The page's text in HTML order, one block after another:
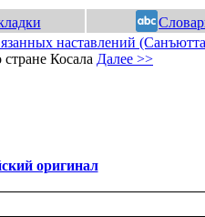
наставлений
Косала Далее >>
оригинал